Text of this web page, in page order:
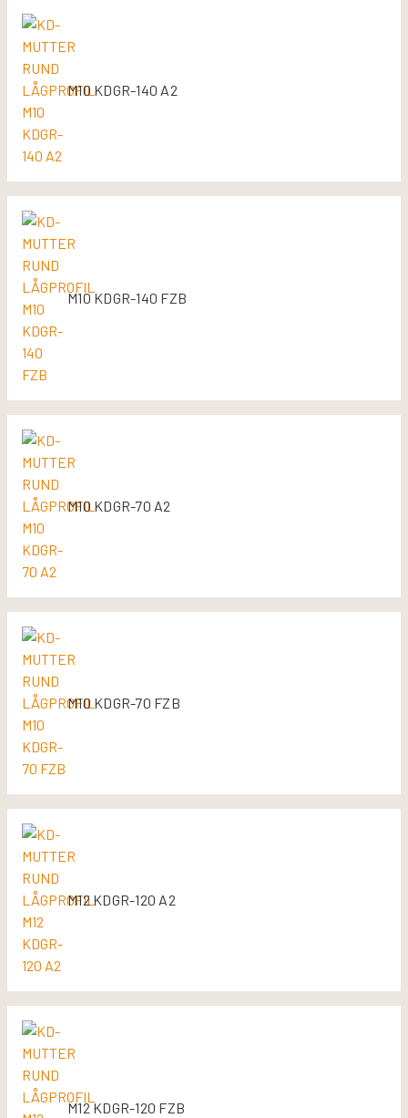
M10 KDGR-140 A2
M10 KDGR-140 FZB
M10 KDGR-70 A2
M10 KDGR-70 FZB
M12 KDGR-120 A2
M12 KDGR-120 FZB